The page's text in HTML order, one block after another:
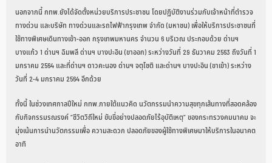
นอกจากนี้ กทพ.ยังได้จัดตั้งหน่วยบริการประชาชน โดยปฏิบัติงานร่วมกับเจ้าหน้าที่ตำรวจ
ทางด่วน และบริษัท ทางด่วนและรถไฟฟ้ากรุงเทพ จำกัด (มหาชน) เพื่อให้บริการประชาชนที่
ใช้ทางพิเศษเดินทางเข้า-ออก กรุงเทพมหานคร จำนวน 6 บริเวณ ประกอบด้วย ด่านฯ
บางแก้ว 1 ด่านฯ ฉิมพลี ด่านฯ บางปะอิน (ขาออก) ระหว่างวันที่ 29 ธันวาคม 2563 ถึงวันที่ 1
มกราคม 2564 และที่ด่านฯ ดาวคะนอง ด่านฯ จตุโชติ และด่านฯ บางปะอิน (ขาเข้า) ระหว่าง
วันที่ 2-4 มกราคม 2564 อีกด้วย
ทั้งนี้ ในช่วงเทศกาลปีใหม่ กทพ.ภายใต้แนวคิด นวัตกรรมนำความสุขทุกเส้นทางที่สอดคล้อง
กับกิจกรรมรณรงค์ “ชีวิตวิถีใหม่ ขับขี่อย่างปลอดภัยไร้อุบัติเหตุ” ของกระทรวงคมนาคม จะ
มุ่งเน้นการนำนวัตกรรมเพื่อ ความสะดวก ปลอดภัยของผู้ใช้ทางพิเศษมาให้บริการในอนาคต
อาทิ